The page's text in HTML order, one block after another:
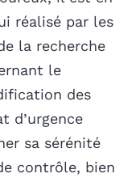
réalisé par les
la recherche
le
des
d’urgence
sa sérénité
contrôle, bien